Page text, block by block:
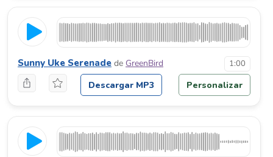
Sunny Uke Serenade de GreenBird 1:00
Descargar MP3 Personalizar